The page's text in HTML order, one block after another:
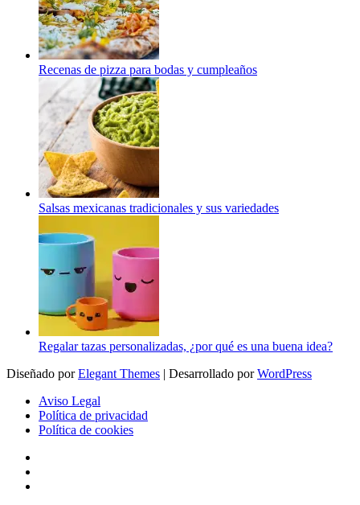
Recenas de pizza para bodas y cumpleaños
Salsas mexicanas tradicionales y sus variedades
Regalar tazas personalizadas, ¿por qué es una buena idea?
Diseñado porElegant Themes | Desarrollado porWordPress
Aviso Legal
Política de privacidad
Política de cookies